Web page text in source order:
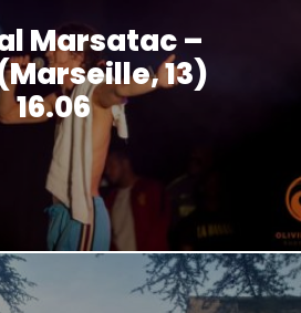
Marsatac –
13)
16.06